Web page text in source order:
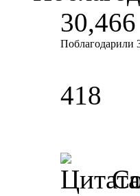
30,466
Поблагодарили
418